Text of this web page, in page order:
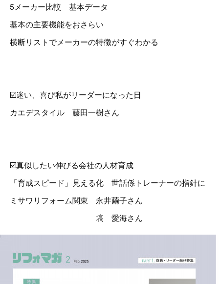
5メーカー比較 基本データ
基本の主要機能をおさらい
横断リストでメーカーの特徴がすぐわかる
☑️迷い、喜び私がリーダーになった日
カエデスタイル 藤田一樹さん
☑️真似したい伸びる会社の人材育成
「育成スピード」見える化 世話係トレーナーの指針に
ミサワリフォーム関東 永井繭子さん
塙 愛海さん